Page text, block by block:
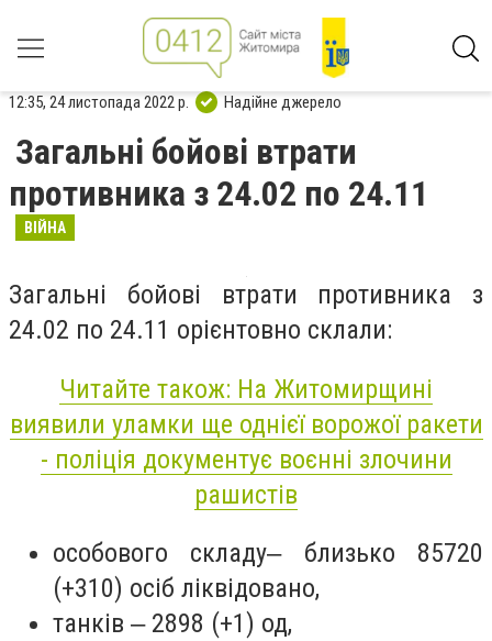
12:35, 24 листопада 2022 р. Надійне джерело
Загальні бойові втрати
противника з 24.02 по 24.11
ВІЙНА
Загальні бойові втрати противника з
24.02 по 24.11 орієнтовно склали:
Читайте також: На Житомирщині
виявили уламки ще однієї ворожої ракети
- поліція документує воєнні злочини
рашистів
особового складу‒ близько 85720
(+310) осіб ліквідовано,
танків ‒ 2898 (+1) од,